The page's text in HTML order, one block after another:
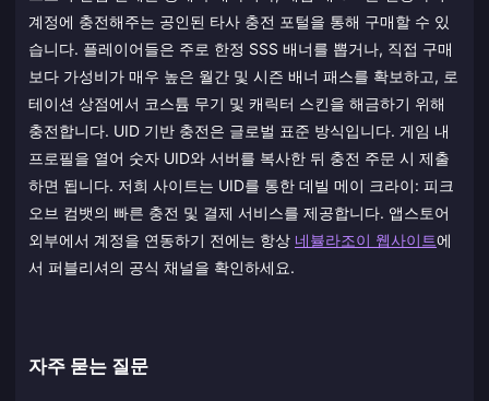
계정에 충전해주는 공인된 타사 충전 포털을 통해 구매할 수 있
습니다. 플레이어들은 주로 한정 SSS 배너를 뽑거나, 직접 구매
보다 가성비가 매우 높은 월간 및 시즌 배너 패스를 확보하고, 로
테이션 상점에서 코스튬 무기 및 캐릭터 스킨을 해금하기 위해
충전합니다. UID 기반 충전은 글로벌 표준 방식입니다. 게임 내
프로필을 열어 숫자 UID와 서버를 복사한 뒤 충전 주문 시 제출
하면 됩니다. 저희 사이트는 UID를 통한 데빌 메이 크라이: 피크
오브 컴뱃의 빠른 충전 및 결제 서비스를 제공합니다. 앱스토어
외부에서 계정을 연동하기 전에는 항상 네뷸라조이 웹사이트에
서 퍼블리셔의 공식 채널을 확인하세요.
자주 묻는 질문